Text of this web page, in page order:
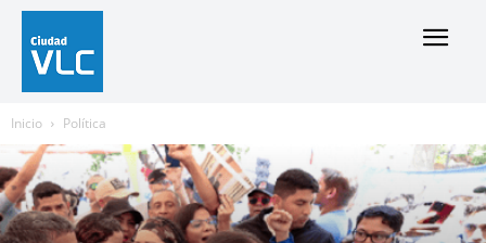
Inicio Política